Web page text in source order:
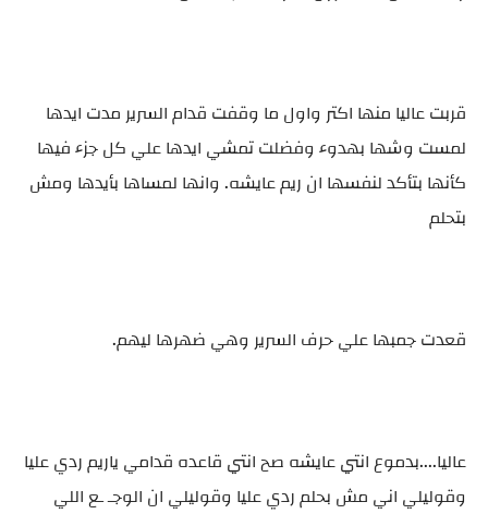
قربت عاليا منها اكتر واول ما وقفت قدام السرير مدت ايدها
لمست وشها بهدوء وفضلت تمشي ايدها علي كل جزء فيها
كأنها بتأكد لنفسها ان ريم عايشه. وانها لمساها بأيدها ومش
بتحلم
قعدت جمبها علي حرف السرير وهي ضهرها ليهم.
عاليا....بدموع انتي عايشه صح انتي قاعده قدامي ياريم ردي عليا
وقوليلي اني مش بحلم ردي عليا وقوليلي ان الوجـ ـع اللي